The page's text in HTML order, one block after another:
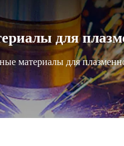
для
материалы для